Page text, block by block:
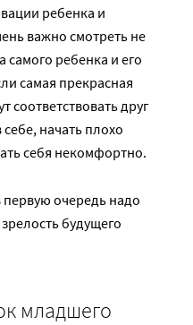
ребенка и
важно смотреть не
самого ребенка и его
самая прекрасная
соответствовать друг
начать плохо
себя некомфортно.
очередь надо
будущего
младшего